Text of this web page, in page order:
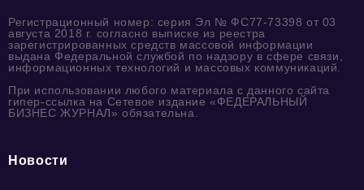
Регистрационный номер: серия Эл № ФС77-73398 от 03
августа 2018 г. согласно выписке из реестра
зарегистрированных средств массовой информации
выдана Федеральной службой по надзору в сфере связи,
информационных технологий и массовых коммуникаций.
При использовании любого материала с данного сайта
гипер-ссылка на Сетевое издание «ФЕДЕРАЛЬНЫЙ
БИЗНЕС ЖУРНАЛ» обязательна.
Новости